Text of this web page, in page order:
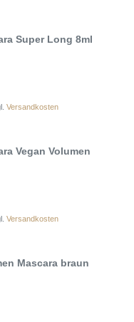
Super Long 8ml
Versandkosten
Vegan Volumen
Versandkosten
Mascara braun